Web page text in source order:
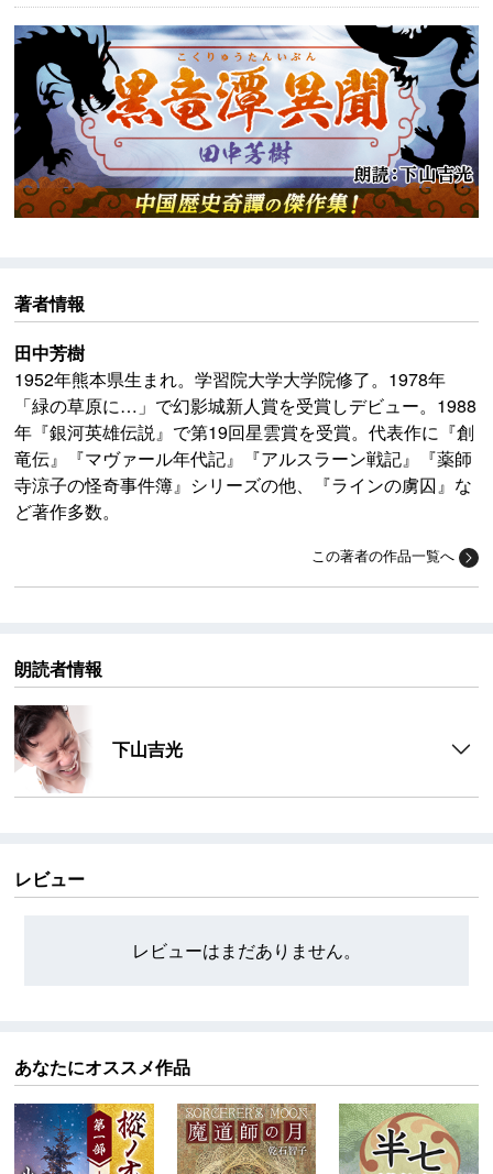
著者情報
田中芳樹
1952年熊本県生まれ。学習院大学大学院修了。1978年
「緑の草原に…」で幻影城新人賞を受賞しデビュー。1988
年『銀河英雄伝説』で第19回星雲賞を受賞。代表作に『創
竜伝』『マヴァール年代記』『アルスラーン戦記』『薬師
寺涼子の怪奇事件簿』シリーズの他、『ラインの虜囚』な
ど著作多数。
この著者の作品一覧へ
朗読者情報
下山吉光
レビュー
レビューはまだありません。
あなたにオススメ作品